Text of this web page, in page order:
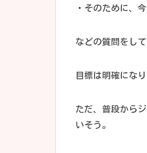
・そのために、
などの質問をし
目標は明確にな
ただ、普段から
いそう。